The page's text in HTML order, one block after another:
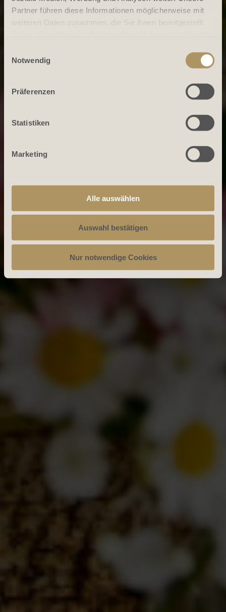
Partner führen diese Informationen möglicherweise mit
weiteren Daten zusammen, die Sie ihnen bereitgestellt
Notwendig
Präferenzen
Statistiken
Marketing
Alle auswählen
Auswahl bestätigen
Nur notwendige Cookies